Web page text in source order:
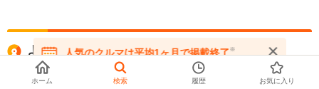
よく一緒に検討される車種を比較
トヨタ 日産
人気のクルマは平均1ヶ月で掲載終了※
在庫が無くなる前にお問い合わせください
ホーム 検索 履歴 お気に入り